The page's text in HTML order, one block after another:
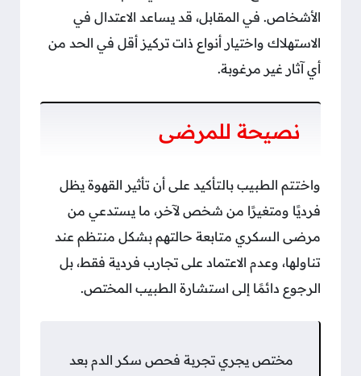
الأشخاص. في المقابل، قد يساعد الاعتدال في
الاستهلاك واختيار أنواع ذات تركيز أقل في الحد من
أي آثار غير مرغوبة.
نصيحة للمرضى
واختتم الطبيب بالتأكيد على أن تأثير القهوة يظل
فرديًا ومتغيرًا من شخص لآخر، ما يستدعي من
مرضى السكري متابعة حالتهم بشكل منتظم عند
تناولها، وعدم الاعتماد على تجارب فردية فقط، بل
الرجوع دائمًا إلى استشارة الطبيب المختص.
مختص يجري تجربة فحص سكر الدم بعد